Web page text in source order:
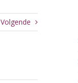
Volgende